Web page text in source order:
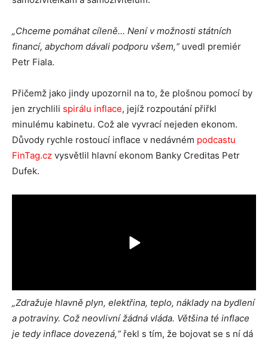
„Chceme pomáhat cíleně… Není v možnosti státních
financí, abychom dávali podporu všem,“uvedl premiér
Petr Fiala.
Přičemž jako jindy upozornil na to, že plošnou pomocí by
jen zrychlili spirálu inflace, jejíž rozpoutání přiřkl
minulému kabinetu. Což ale vyvrací nejeden ekonom.
Důvody rychle rostoucí inflace v nedávném podcastu
FinTag.cz vysvětlil hlavní ekonom Banky Creditas Petr
Dufek.
„Zdražuje hlavně plyn, elektřina, teplo, náklady na bydlení
a potraviny. Což neovlivní žádná vláda. Většina té inflace
je tedy inflace dovezená,“ řekl s tím, že bojovat se s ní dá